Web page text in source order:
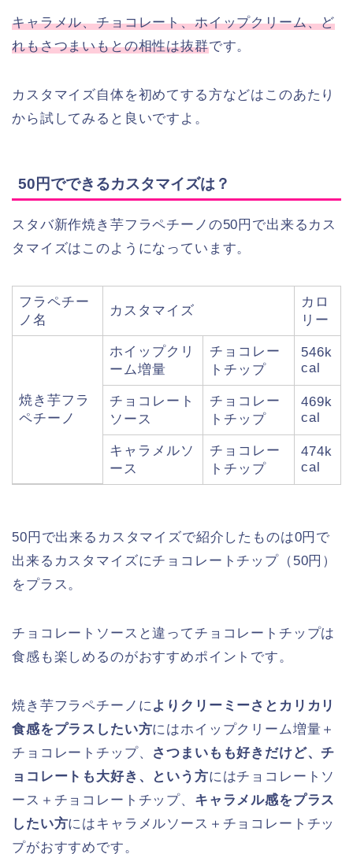
キャラメル、チョコレート、ホイップクリーム、ど
れもさつまいもとの相性は抜群です。
カスタマイズ自体を初めてする方などはこのあたり
から試してみると良いですよ。
50円でできるカスタマイズは？
スタバ新作焼き芋フラペチーノの50円で出来るカス
タマイズはこのようになっています。
フラペチー
ノ名
カスタマイズ
カロ
リー
焼き芋フラ
ペチーノ
ホイップクリ
ーム増量
チョコレー
トチップ
546k
cal
チョコレート
ソース
チョコレー
トチップ
469k
cal
キャラメルソ
ース
チョコレー
トチップ
474k
cal
50円で出来るカスタマイズで紹介したものは0円で
出来るカスタマイズにチョコレートチップ（50円）
をプラス。
チョコレートソースと違ってチョコレートチップは
食感も楽しめるのがおすすめポイントです。
焼き芋フラペチーノによりクリーミーさとカリカリ
食感をプラスしたい方にはホイップクリーム増量＋
チョコレートチップ、 さつまいもも好きだけど、チ
ョコレートも大好き、という方にはチョコレートソ
ース＋チョコレートチップ、 キャラメル感をプラス
したい方にはキャラメルソース＋チョコレートチッ
プがおすすめです。